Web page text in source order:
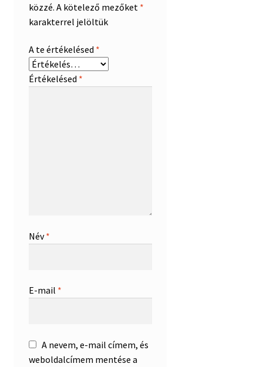
közzé. A kötelező mezőket *
karakterrel jelöltük
A te értékelésed *
Értékelésed *
Név*
E-mail *
A nevem, e-mail címem, és
weboldalcímem mentése a